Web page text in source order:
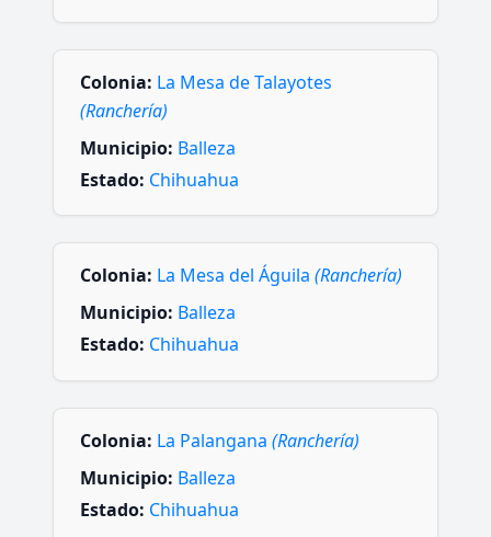
Colonia: La Mesa de Talayotes
(Ranchería)
Municipio: Balleza
Estado: Chihuahua
Colonia: La Mesa del Águila (Ranchería)
Municipio: Balleza
Estado: Chihuahua
Colonia: La Palangana (Ranchería)
Municipio: Balleza
Estado: Chihuahua